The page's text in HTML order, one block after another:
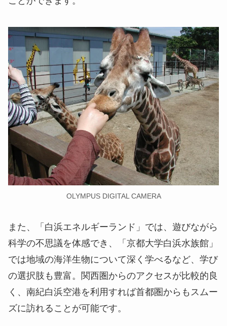
OLYMPUS DIGITAL CAMERA
また、「白浜エネルギーランド」では、遊びながら
科学の不思議を体感でき、「京都大学白浜水族館」
では地域の海洋生物について深く学べるなど、学び
の選択肢も豊富。関西圏からのアクセスが比較的良
く、南紀白浜空港を利用すれば首都圏からもスムー
ズに訪れることが可能です。